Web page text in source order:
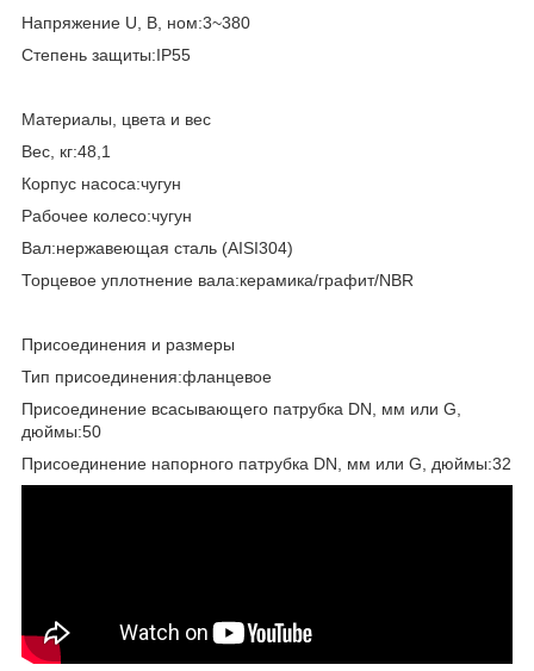
Напряжение U, В, ном:3~380
Степень защиты:IP55
Материалы, цвета и вес
Вес, кг:48,1
Корпус насоса:чугун
Рабочее колесо:чугун
Вал:нержавеющая сталь (AISI304)
Торцевое уплотнение вала:керамика/графит/NBR
Присоединения и размеры
Тип присоединения:фланцевое
Присоединение всасывающего патрубка DN, мм или G,
дюймы:50
Присоединение напорного патрубка DN, мм или G, дюймы:32